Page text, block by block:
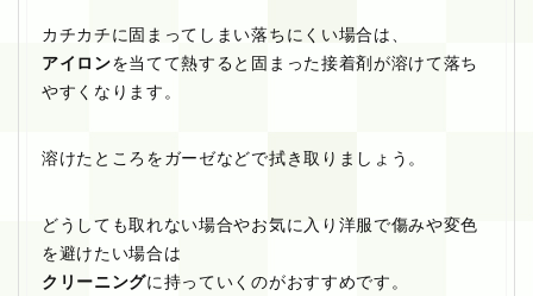
カチカチに固まってしまい落ちにくい場合は、
アイロンを当てて熱すると固まった接着剤が溶けて落ち
やすくなります。
溶けたところをガーゼなどで拭き取りましょう。
どうしても取れない場合やお気に入り洋服で傷みや変色
を避けたい場合は
クリーニングに持っていくのがおすすめです。